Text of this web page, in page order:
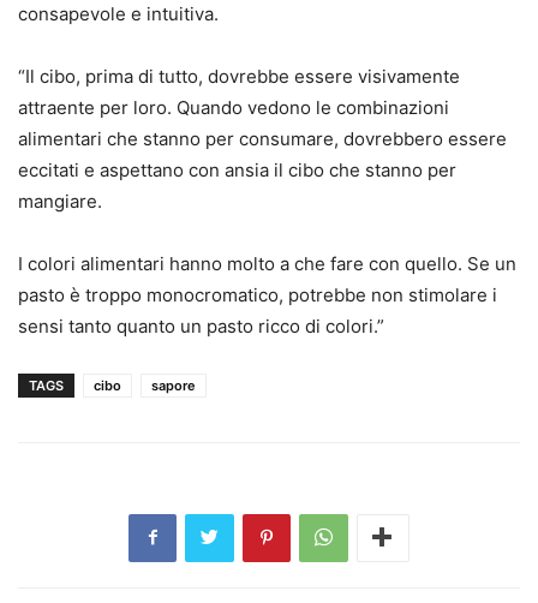
consapevole e intuitiva.
“Il cibo, prima di tutto, dovrebbe essere visivamente
attraente per loro. Quando vedono le combinazioni
alimentari che stanno per consumare, dovrebbero essere
eccitati e aspettano con ansia il cibo che stanno per
mangiare.
I colori alimentari hanno molto a che fare con quello. Se un
pasto è troppo monocromatico, potrebbe non stimolare i
sensi tanto quanto un pasto ricco di colori.”
TAGS cibo sapore